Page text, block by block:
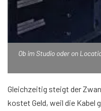
Ob im Studio oder on
Gleichzeitig steigt der
kostet Geld, weil die Kabel